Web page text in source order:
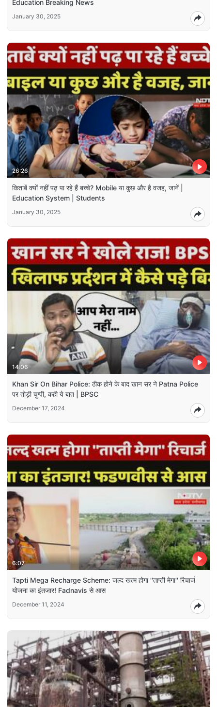
Education Breaking News
January 30, 2025
26:26
किताबें क्यों नहीं पढ़ पा रहे हैं बच्चे? Mobile या कुछ और है वजह, जानें |
Education System | Students
January 30, 2025
14:06
Khan Sir On Bihar Police: ठीक होने के बाद खान सर ने Patna Police
पर तोड़ी चुप्पी, कही ये बात | BPSC
December 17, 2024
6:07
Tapti Mega Recharge Scheme: जल्द खत्म होगा ''ताप्ती मेगा'' रिचार्ज
योजना का इंतजार! Fadnavis से आस
December 11, 2024